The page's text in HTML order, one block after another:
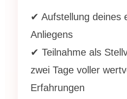
✔ Aufstellung deines
Anliegens
✔ Teilnahme als
zwei Tage voller
Erfahrungen